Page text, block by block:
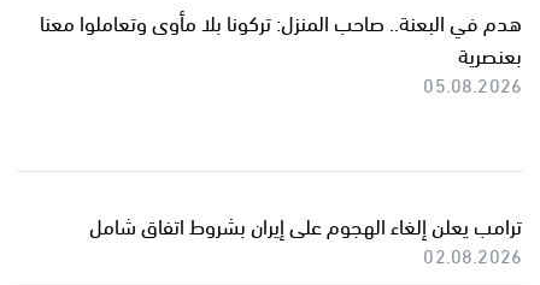
هدم في البعنة.. صاحب المنزل: تركونا بلا مأوى وتعاملوا معنا
بعنصرية
05.08.2026
ترامب يعلن إلغاء الهجوم على إيران بشروط اتفاق شامل
02.08.2026